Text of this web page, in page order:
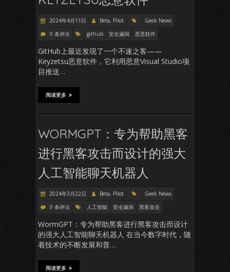
2024年4月11日 Beta, Pilot
Geek News
0 条评论
github 安全漏洞 恶意软件
GitHub上最近发现了一个不速之客——
Keyzetsu恶意软件，它利用恶意Visual Studio项
目推送…
阅读更多
WORMGPT：专为帮助黑客
进行黑客攻击而设计的强大
人工智能聊天机器人
2024年3月22日 Beta, Pilot
Geek News
0 条评论
人工智能 安全漏洞 黑客攻击
WormGPT：专为帮助黑客进行黑客攻击而设计
的强大人工智能聊天机器人 在当今数字时代，随
着技术的不断发展和普…
阅读更多